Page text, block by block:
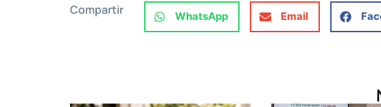
Compartir WhatsApp Email